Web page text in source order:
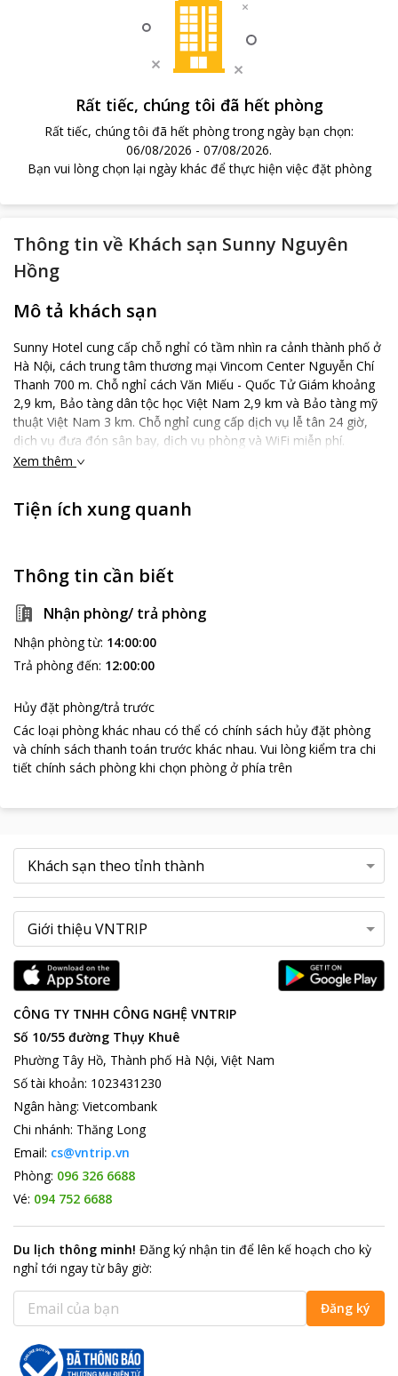
Rất tiếc, chúng tôi đã hết phòng
Rất tiếc, chúng tôi đã hết phòng trong ngày bạn chọn:
06/08/2026 - 07/08/2026.
Bạn vui lòng chọn lại ngày khác để thực hiện việc đặt phòng
Thông tin về Khách sạn Sunny Nguyên
Hồng
Mô tả khách sạn
Sunny Hotel cung cấp chỗ nghỉ có tầm nhìn ra cảnh thành phố ở
Hà Nội, cách trung tâm thương mại Vincom Center Nguyễn Chí
Thanh 700 m. Chỗ nghỉ cách Văn Miếu - Quốc Tử Giám khoảng
2,9 km, Bảo tàng dân tộc học Việt Nam 2,9 km và Bảo tàng mỹ
thuật Việt Nam 3 km. Chỗ nghỉ cung cấp dịch vụ lễ tân 24 giờ,
dịch vụ đưa đón sân bay, dịch vụ phòng và WiFi miễn phí.
Phòng nghỉ của khách sạn được trang bị máy điều hòa, TV màn
quần áo và phòng tắm riêng. Chùa Một Cột và Lăng Chủ tịch Hồ
Xem thêm
Tiện ích xung quanh
Thông tin cần biết
Nhận phòng/ trả phòng
Nhận phòng từ: 14:00:00
Trả phòng đến: 12:00:00
Hủy đặt phòng/trả trước
Các loại phòng khác nhau có thể có chính sách hủy đặt phòng
và chính sách thanh toán trước khác nhau. Vui lòng kiểm tra chi
tiết chính sách phòng khi chọn phòng ở phía trên
CÔNG TY TNHH CÔNG NGHỆ VNTRIP
Số 10/55 đường Thụy Khuê
Phường Tây Hồ, Thành phố Hà Nội, Việt Nam
Số tài khoản: 1023431230
Ngân hàng: Vietcombank
Chi nhánh: Thăng Long
Email: cs@vntrip.vn
Phòng: 096 326 6688
Vé: 094 752 6688
Du lịch thông minh! Đăng ký nhận tin để lên kế hoạch cho kỳ
nghỉ tới ngay từ bây giờ:
Đăng ký